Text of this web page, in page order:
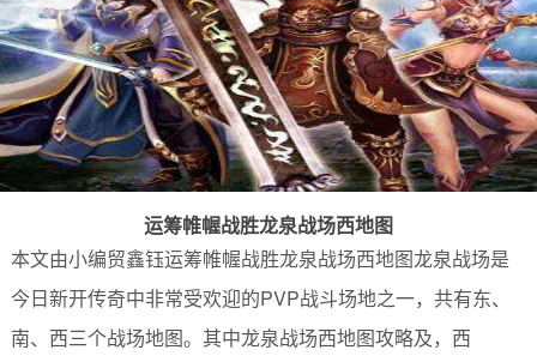
运筹帷幄战胜龙泉战场西地图
本文由小编贸鑫钰运筹帷幄战胜龙泉战场西地图龙泉战场是
今日新开传奇中非常受欢迎的PVP战斗场地之一，共有东、
南、西三个战场地图。其中龙泉战场西地图攻略及，西